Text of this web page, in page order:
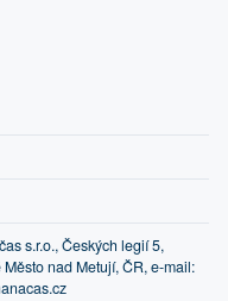
s.r.o., Českých legií 5,
nad Metují, ČR, e-mail: